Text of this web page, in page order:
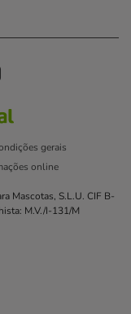
gerais
online
Mascotas, S.L.U. CIF B-
M.V./I-131/M